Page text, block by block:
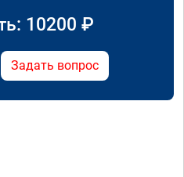
10200 ₽
Задать вопрос